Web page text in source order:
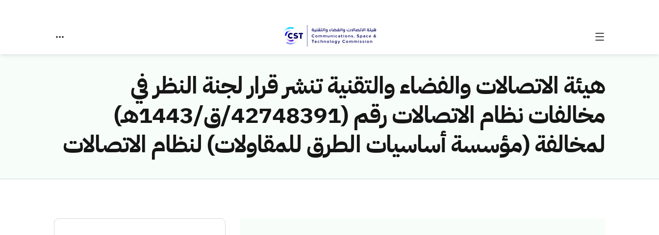
هيئة الاتصالات والفضاء والتقنية تنشر قرار لجنة النظر في
مخالفات نظام الاتصالات رقم (42748391/ق/1443هـ)
لمخالفة (مؤسسة أساسيات الطرق للمقاولات) لنظام الاتصالات